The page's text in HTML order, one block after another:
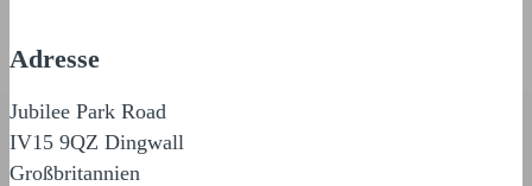
Adresse
Jubilee Park Road
IV15 9QZ Dingwall
Großbritannien